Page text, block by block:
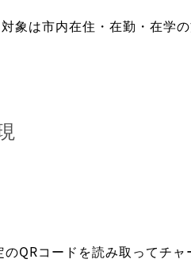
は市内在住・在勤・在学
QRコードを読み取ってチ